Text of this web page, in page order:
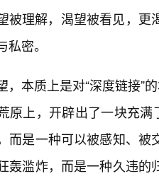
被理解，渴望被看见，
密。
，本质上是对“深度链接”
原上，开辟出了一块充
而是一种可以被感知、
轰滥炸，而是一种久违